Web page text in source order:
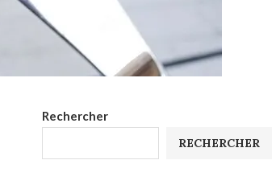
Rechercher
RECHERCHER